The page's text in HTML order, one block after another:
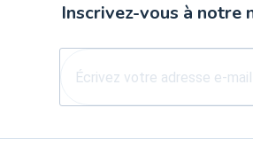
Inscrivez-vous à notre